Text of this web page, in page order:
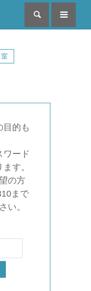
検索
目的も
ワード
す。
の方
まで
い。